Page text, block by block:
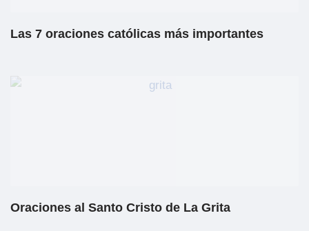
Las 7 oraciones católicas más importantes
Oraciones al Santo Cristo de La Grita